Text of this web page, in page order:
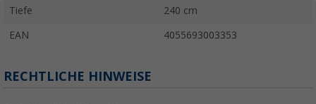
Tiefe 240 cm
EAN 4055693003353
RECHTLICHE HINWEISE